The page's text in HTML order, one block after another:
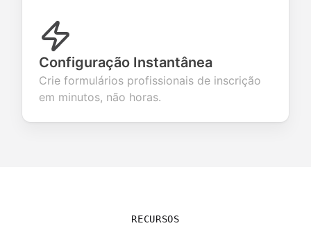
Configuração Instantânea
Crie formulários profissionais de inscrição
em minutos, não horas.
RECURSOS